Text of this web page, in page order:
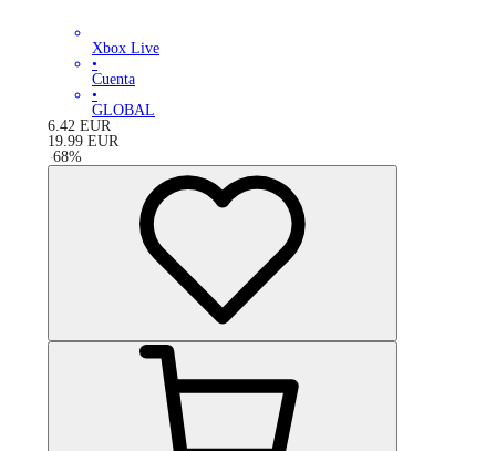
Xbox Live
•
Cuenta
•
GLOBAL
6.42 EUR
19.99 EUR
-68%